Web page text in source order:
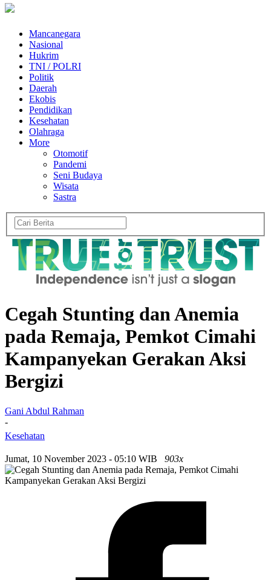
Mancanegara
Nasional
Hukrim
TNI / POLRI
Politik
Daerah
Ekobis
Pendidikan
Kesehatan
Olahraga
More
Otomotif
Pandemi
Seni Budaya
Wisata
Sastra
Cegah Stunting dan Anemia
pada Remaja, Pemkot Cimahi
Kampanyekan Gerakan Aksi
Bergizi
Gani Abdul Rahman
-
Kesehatan
Jumat, 10 November 2023 - 05:10 WIB 903x